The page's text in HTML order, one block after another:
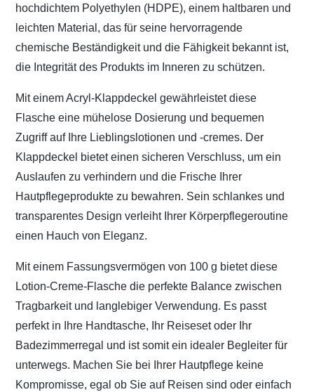
hochdichtem Polyethylen (HDPE), einem haltbaren und
leichten Material, das für seine hervorragende
chemische Beständigkeit und die Fähigkeit bekannt ist,
die Integrität des Produkts im Inneren zu schützen.
Mit einem Acryl-Klappdeckel gewährleistet diese
Flasche eine mühelose Dosierung und bequemen
Zugriff auf Ihre Lieblingslotionen und -cremes. Der
Klappdeckel bietet einen sicheren Verschluss, um ein
Auslaufen zu verhindern und die Frische Ihrer
Hautpflegeprodukte zu bewahren. Sein schlankes und
transparentes Design verleiht Ihrer Körperpflegeroutine
einen Hauch von Eleganz.
Mit einem Fassungsvermögen von 100 g bietet diese
Lotion-Creme-Flasche die perfekte Balance zwischen
Tragbarkeit und langlebiger Verwendung. Es passt
perfekt in Ihre Handtasche, Ihr Reiseset oder Ihr
Badezimmerregal und ist somit ein idealer Begleiter für
unterwegs. Machen Sie bei Ihrer Hautpflege keine
Kompromisse, egal ob Sie auf Reisen sind oder einfach